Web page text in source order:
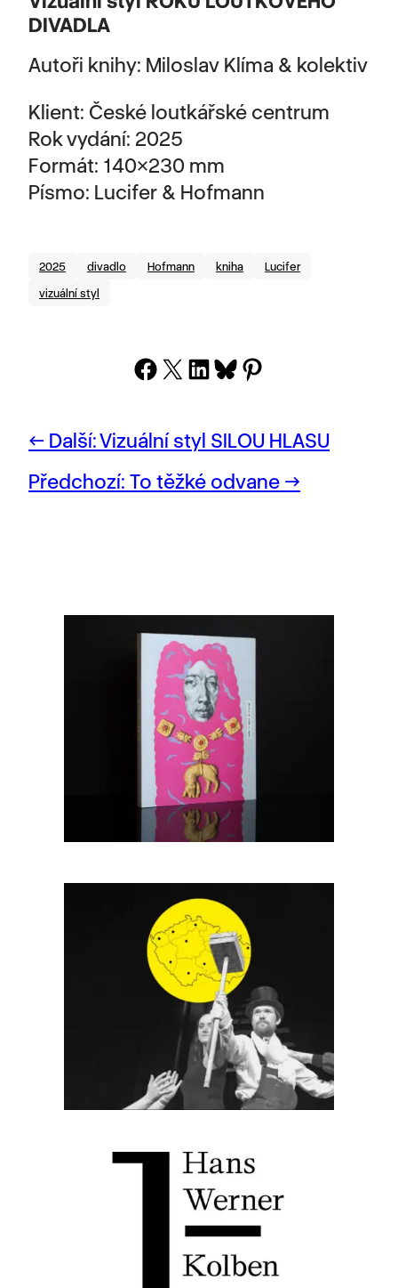
DIVADLA
Autoři knihy: Miloslav Klíma & kolektiv
Klient: České loutkářské centrum
Rok vydání: 2025
Formát: 140×230 mm
Písmo: Lucifer & Hofmann
2025 divadlo Hofmann kniha
Lucifer
vizuální styl
Share on Facebook
Share on X Share on LinkedIn
Share on BlueskyShare on Pinterest
Další:Vizuální styl SILOU HLASU
Předchozí: To těžké odvane